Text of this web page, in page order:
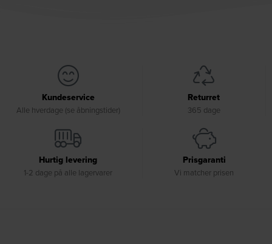
Kundeservice
Alle hverdage (se åbningstider)
Returret
365 dage
Hurtig levering
1-2 dage på alle lagervarer
Prisgaranti
Vi matcher prisen